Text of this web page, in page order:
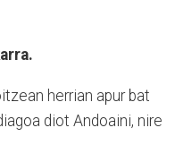
herrian apur bat
diot Andoaini, nire